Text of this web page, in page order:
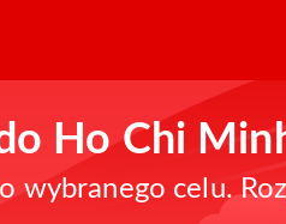
Ho Chi
wybranego celu.